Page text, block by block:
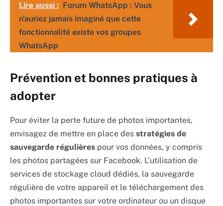
Lire aussi : Forum WhatsApp : Vous
n'auriez jamais imaginé que cette
fonctionnalité existe vos groupes
WhatsApp
Prévention et bonnes pratiques à
adopter
Pour éviter la perte future de photos importantes,
envisagez de mettre en place des stratégies de
sauvegarde régulières pour vos données, y compris
les photos partagées sur Facebook. L’utilisation de
services de stockage cloud dédiés, la sauvegarde
régulière de votre appareil et le téléchargement des
photos importantes sur votre ordinateur ou un disque